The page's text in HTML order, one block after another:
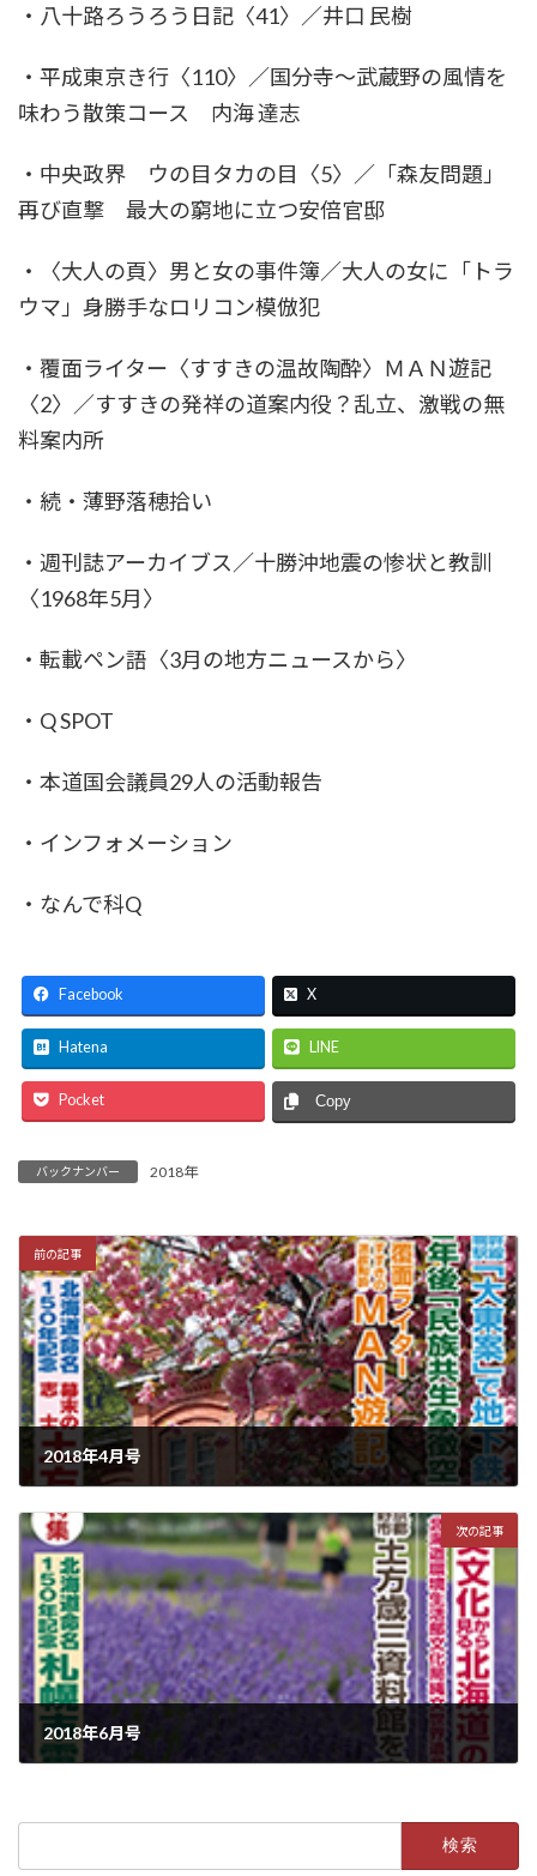
・八十路ろうろう日記〈41〉／井口 民樹
・平成東京き行〈110〉／国分寺～武蔵野の風情を
味わう散策コース 内海 達志
・中央政界 ウの目タカの目〈5〉／「森友問題」
再び直撃 最大の窮地に立つ安倍官邸
・〈大人の頁〉男と女の事件簿／大人の女に「トラ
ウマ」身勝手なロリコン模倣犯
・覆面ライター〈すすきの温故陶酔〉ＭＡＮ遊記
〈2〉／すすきの発祥の道案内役？乱立、激戦の無
料案内所
・続・薄野落穂拾い
・週刊誌アーカイブス／十勝沖地震の惨状と教訓
〈1968年5月〉
・転載ペン語〈3月の地方ニュースから〉
・Q SPOT
・本道国会議員29人の活動報告
・インフォメーション
・なんで科Q
Facebook X
Hatena LINE
Pocket Copy
バックナンバー 2018年
前の記事
2018年4月号
次の記事
2018年6月号